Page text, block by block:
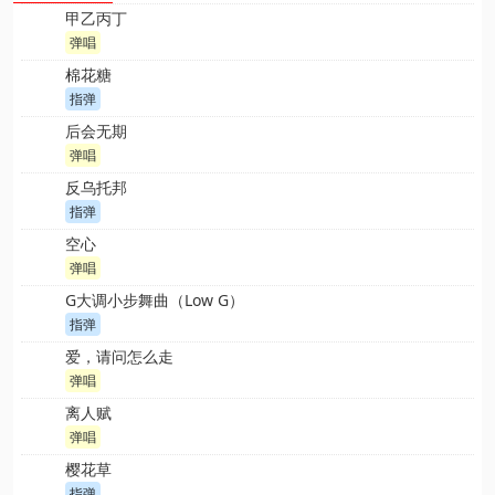
甲乙丙丁
弹唱
棉花糖
指弹
后会无期
弹唱
反乌托邦
指弹
空心
弹唱
G大调小步舞曲（Low G）
指弹
爱，请问怎么走
弹唱
离人赋
弹唱
樱花草